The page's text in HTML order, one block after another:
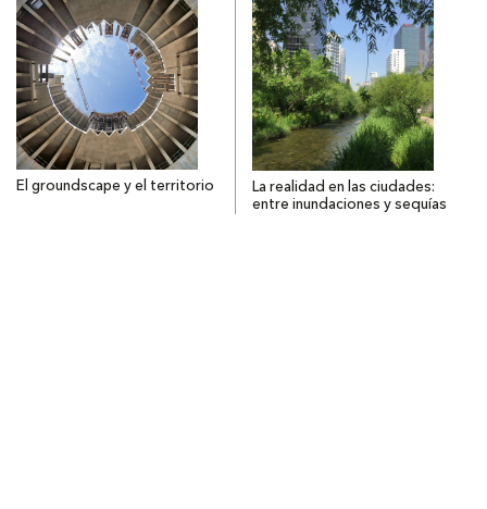
El groundscape y el territorio
La realidad en las ciudades:
entre inundaciones y sequías